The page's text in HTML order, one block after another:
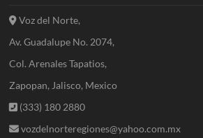
Voz del Norte,
Av. Guadalupe No. 2074,
Col. Arenales Tapatios,
Zapopan, Jalisco, Mexico
(333) 180 2880
vozdelnorteregiones@yahoo.com.mx